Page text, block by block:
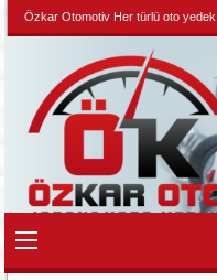
Özkar Otomotiv Her türlü oto yedek